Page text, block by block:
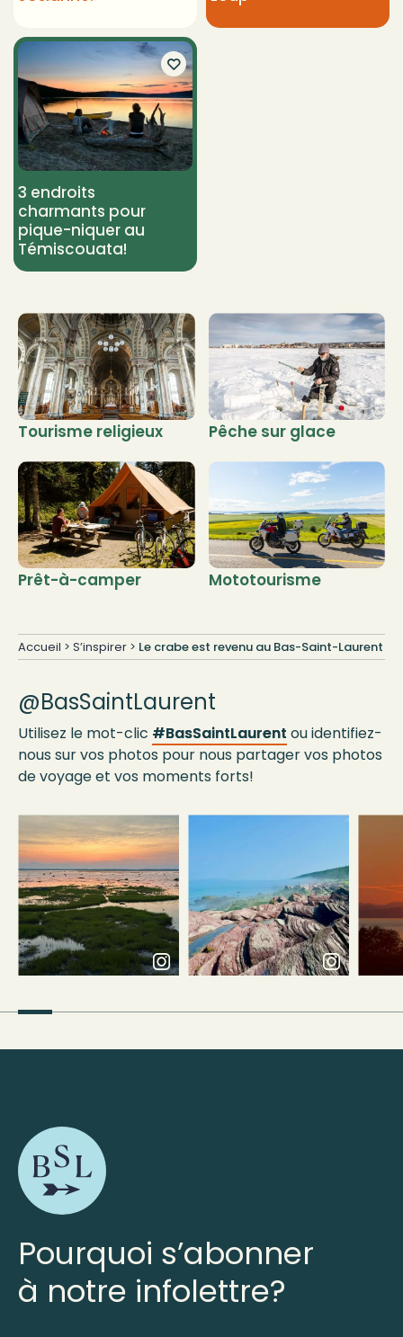
3 endroits
charmants pour
pique-niquer au
Témiscouata!
Tourisme religieux Pêche sur glace
Prêt-à-camper Mototourisme
Accueil > S’inspirer > Le crabe est revenu au Bas-Saint-Laurent
@BasSaintLaurent
Utilisez le mot-clic #BasSaintLaurent ou identifiez-
nous sur vos photos pour nous partager vos photos
de voyage et vos moments forts!
Pourquoi s’abonner
à notre infolettre?